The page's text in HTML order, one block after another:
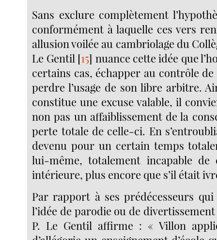
Sans exclure complètement
conformément à laquelle ces vers
allusion voilée au cambriolage du
Le Gentil [15] nuance cette idée que
certains cas, échapper au contrôle de
perdre l’usage de son libre arbitre.
constitue une excuse valable, il
non pas un affaiblissement de la
perte totale de celle-ci. En
devenu pour un certain temps
lui-même, totalement incapable de
intérieure, plus encore que s’il était
Par rapport à ses prédécesseurs
l’idée de parodie ou de
P. Le Gentil affirme : « Villon